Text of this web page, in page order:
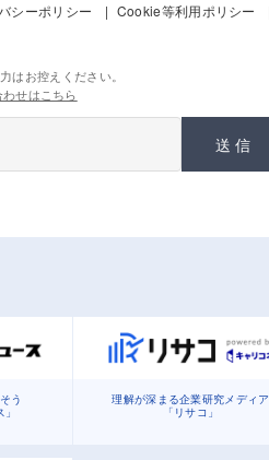
シーポリシー Cookie等利用ポリシー
はお控えください。
せはこちら
送信
う
理解が深まる企業研究メディア
「リサコ」